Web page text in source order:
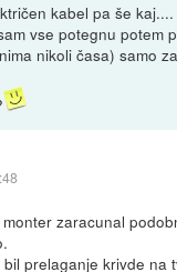
kabel pa še kaj....
vse potegnu potem
nikoli časa) samo
zaracunal
prelaganje krivde na